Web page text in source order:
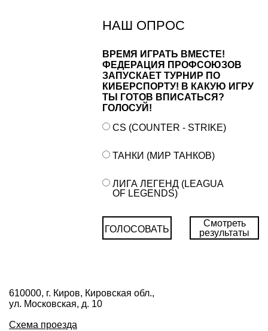
НАШ ОПРОС
ВРЕМЯ ИГРАТЬ ВМЕСТЕ!
ФЕДЕРАЦИЯ ПРОФСОЮЗОВ
ЗАПУСКАЕТ ТУРНИР ПО
КИБЕРСПОРТУ! В КАКУЮ ИГРУ
ТЫ ГОТОВ ВПИСАТЬСЯ?
ГОЛОСУЙ!
CS (COUNTER - STRIKE)
ТАНКИ (МИР ТАНКОВ)
ЛИГА ЛЕГЕНД (LEAGUA
OF LEGENDS)
ГОЛОСОВАТЬ
Смотреть
результаты
610000, г. Киров, Кировская обл.,
ул. Московская, д. 10
Схема проезда